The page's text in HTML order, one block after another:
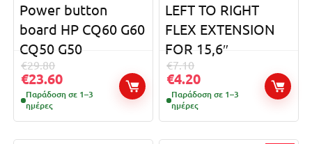
Power button
board HP CQ60 G60
CQ50 G50
€29.80
€23.60
Παράδοση σε 1–3
ημέρες
LEFT TO RIGHT
FLEX EXTENSION
FOR 15,6″
€7.10
€4.20
Παράδοση σε 1–3
ημέρες